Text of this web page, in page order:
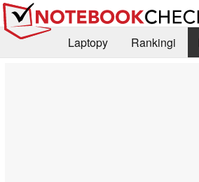
Laptopy Rankingi